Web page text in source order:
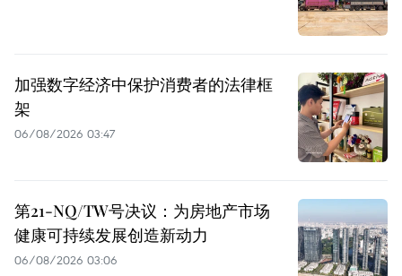
加强数字经济中保护消费者的法律框
架
06/08/2026 03:47
第21-NQ/TW号决议：为房地产市场
健康可持续发展创造新动力
06/08/2026 03:06